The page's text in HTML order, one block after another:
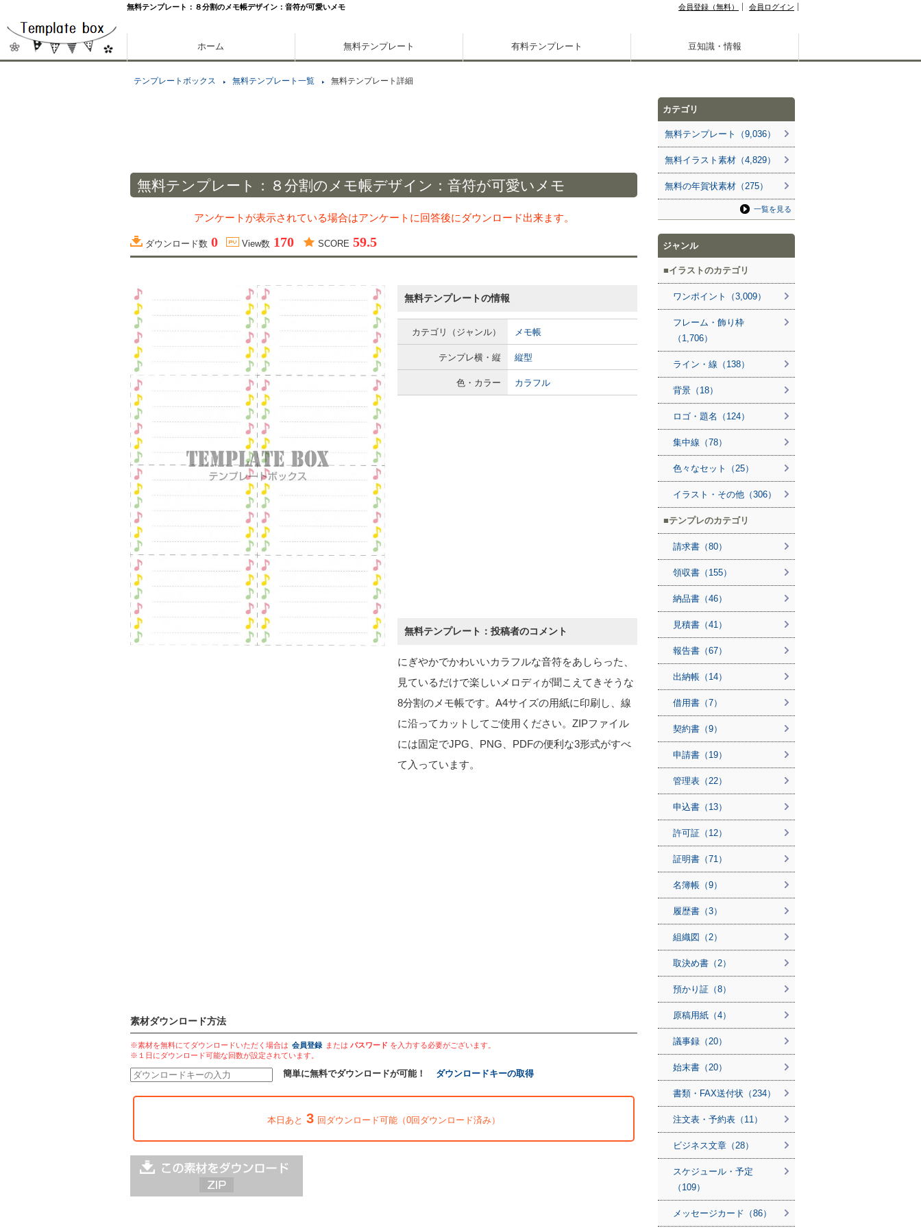
無料テンプレート：８分割のメモ帳デザイン：音符が可愛いメモ 会員登録（無料） 会員ログイン
ホーム 無料テンプレート 有料テンプレート 豆知識・情報
テンプレートボックス 無料テンプレート一覧 無料テンプレート詳細
無料テンプレート：８分割のメモ帳デザイン：音符が可愛いメモ
アンケートが表示されている場合はアンケートに回答後にダウンロード出来ます。
ダウンロード数 0 View数 170 SCORE 59.5
無料テンプレートの情報
カテゴリ（ジャンル） メモ帳
テンプレ横・縦 縦型
色・カラー カラフル
無料テンプレート：投稿者のコメント
にぎやかでかわいいカラフルな音符をあしらった、
見ているだけで楽しいメロディが聞こえてきそうな
8分割のメモ帳です。A4サイズの用紙に印刷し、線
に沿ってカットしてご使用ください。ZIPファイル
には固定でJPG、PNG、PDFの便利な3形式がすべ
て入っています。
素材ダウンロード方法
※素材を無料にてダウンロードいただく場合は 会員登録 または パスワード を入力する必要がございます。
※１日にダウンロード可能な回数が設定されています。
簡単に無料でダウンロードが可能！ ダウンロードキーの取得
本日あと 3 回ダウンロード可能（0回ダウンロード済み）
カテゴリ
無料テンプレート（9,036）
無料イラスト素材（4,829）
無料の年賀状素材（275）
一覧を見る
ジャンル
イラストのカテゴリ
ワンポイント（3,009）
フレーム・飾り枠
（1,706）
ライン・線（138）
背景（18）
ロゴ・題名（124）
集中線（78）
色々なセット（25）
イラスト・その他（306）
テンプレのカテゴリ
請求書（80）
領収書（155）
納品書（46）
見積書（41）
報告書（67）
出納帳（14）
借用書（7）
契約書（9）
申請書（19）
管理表（22）
申込書（13）
許可証（12）
証明書（71）
名簿帳（9）
履歴書（3）
組織図（2）
取決め書（2）
預かり証（8）
原稿用紙（4）
議事録（20）
始末書（20）
書類・FAX送付状（234）
注文表・予約表（11）
ビジネス文章（28）
スケジュール・予定
（109）
メッセージカード（86）